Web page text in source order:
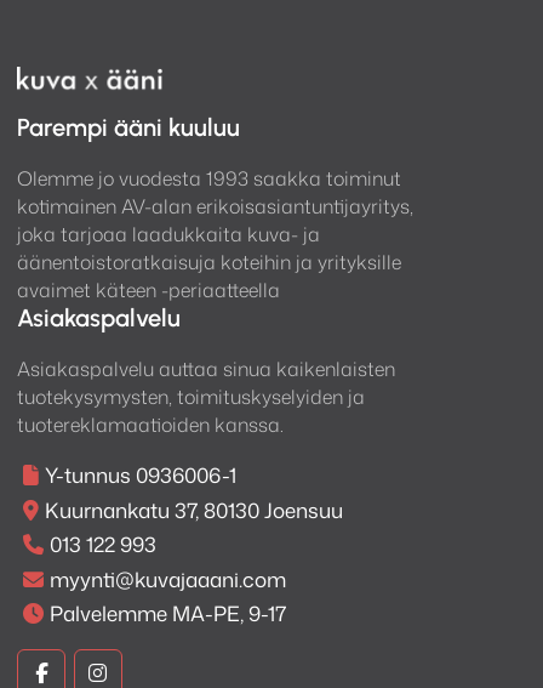
Parempi ääni kuuluu
Olemme jo vuodesta 1993 saakka toiminut
kotimainen AV-alan erikoisasiantuntijayritys,
joka tarjoaa laadukkaita kuva- ja
äänentoistoratkaisuja koteihin ja yrityksille
avaimet käteen -periaatteella
Asiakaspalvelu
Asiakaspalvelu auttaa sinua kaikenlaisten
tuotekysymysten, toimituskyselyiden ja
tuotereklamaatioiden kanssa.
Y-tunnus 0936006-1
Kuurnankatu 37, 80130 Joensuu
013 122 993
myynti@kuvajaaani.com
Palvelemme MA-PE, 9-17
KuvaKuva